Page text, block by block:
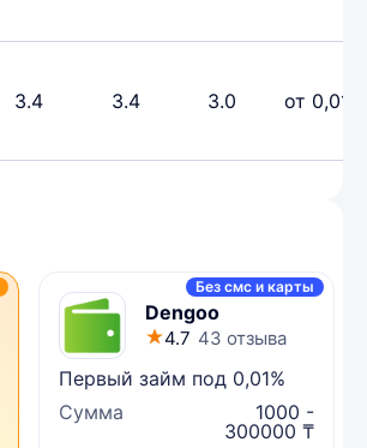
3.4 3.4 3.0 от 0,01%
Без смс и карты
Dengoo
4.7 43 отзыва
Первый займ под 0,01%
Сумма
1000 -
300000 ₸